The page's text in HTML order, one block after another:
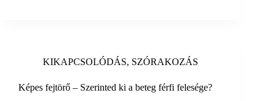
KIKAPCSOLÓDÁS, SZÓRAKOZÁS
Képes fejtörő – Szerinted ki a beteg férfi felesége?